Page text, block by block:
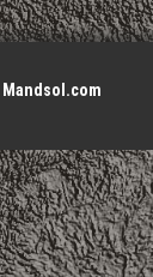
Mandsol.com